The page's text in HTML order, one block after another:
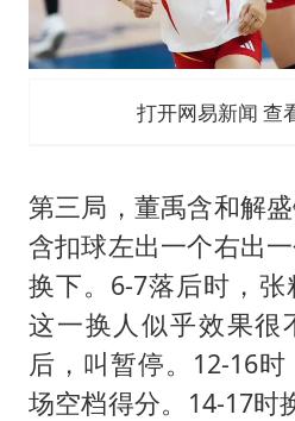
打开网易新闻 查
第三局，董禹含和解
含扣球左出一个右出
换下。6-7落后时，张
这一换人似乎效果很
后，叫暂停。12-16时
场空档得分。14-17时